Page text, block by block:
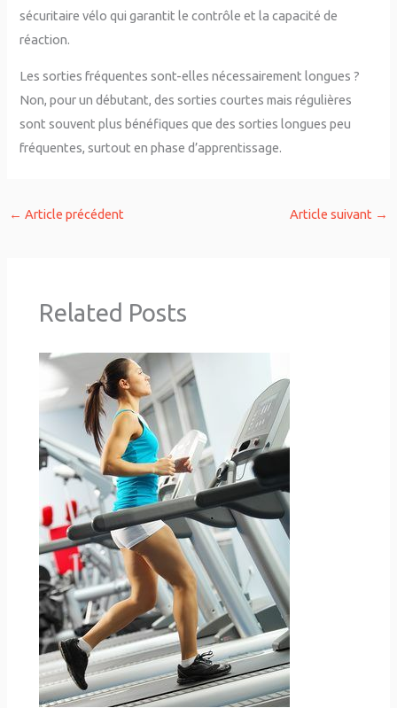
sécuritaire vélo qui garantit le contrôle et la capacité de
réaction.
Les sorties fréquentes sont-elles nécessairement longues ?
Non, pour un débutant, des sorties courtes mais régulières
sont souvent plus bénéfiques que des sorties longues peu
fréquentes, surtout en phase d’apprentissage.
← Article précédent Article suivant →
Related Posts